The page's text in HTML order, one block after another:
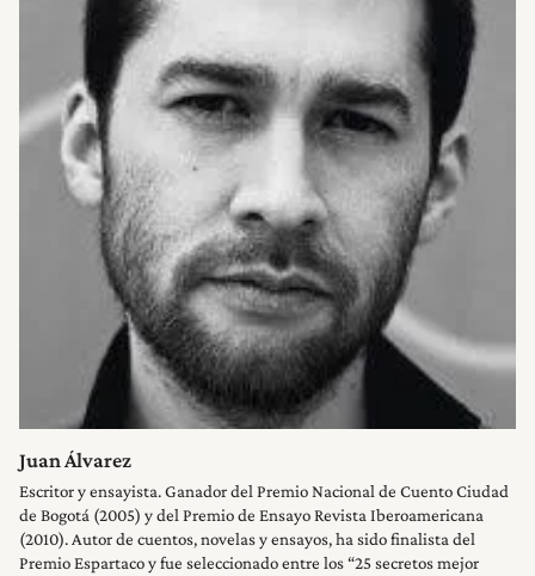
Juan Álvarez
Escritor y ensayista. Ganador del Premio Nacional de Cuento Ciudad
de Bogotá (2005) y del Premio de Ensayo Revista Iberoamericana
(2010). Autor de cuentos, novelas y ensayos, ha sido finalista del
Premio Espartaco y fue seleccionado entre los “25 secretos mejor